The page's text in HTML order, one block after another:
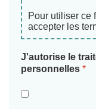
Pour utiliser ce
accepter les
J'autorise le
personnelles *